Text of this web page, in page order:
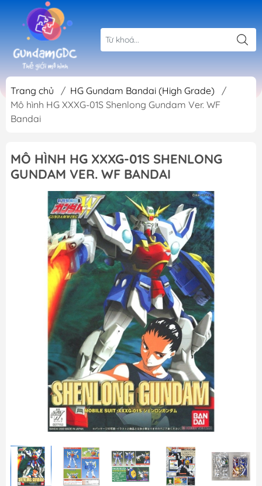
Trang chủ / HG Gundam Bandai (High Grade)
/
Mô hình HG XXXG-01S Shenlong Gundam Ver. WF
Bandai
MÔ HÌNH HG XXXG-01S SHENLONG
GUNDAM VER. WF BANDAI